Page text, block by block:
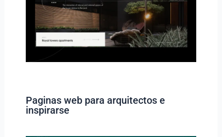
Paginas web para arquitectos e
inspirarse